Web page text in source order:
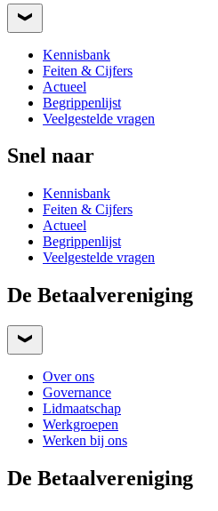
Kennisbank
Feiten & Cijfers
Actueel
Begrippenlijst
Veelgestelde vragen
Snel naar
Kennisbank
Feiten & Cijfers
Actueel
Begrippenlijst
Veelgestelde vragen
De Betaalvereniging
Over ons
Governance
Lidmaatschap
Werkgroepen
Werken bij ons
De Betaalvereniging